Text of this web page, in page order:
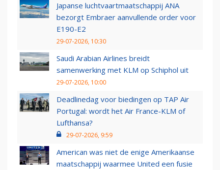
Japanse luchtvaartmaatschappij ANA
bezorgt Embraer aanvullende order voor
E190-E2
29-07-2026, 10:30
Saudi Arabian Airlines breidt
samenwerking met KLM op Schiphol uit
29-07-2026, 10:00
Deadlinedag voor biedingen op TAP Air
Portugal: wordt het Air France-KLM of
Lufthansa?
29-07-2026, 9:59
American was niet de enige Amerikaanse
maatschappij waarmee United een fusie